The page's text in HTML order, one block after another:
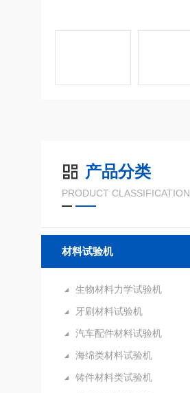
产品分类
PRODUCT CLASSIFICATION
材料试验机
生物材料力学试验机
牙刷材料试验机
汽车配件材料试验机
海绵类材料试验机
铸件材料类试验机